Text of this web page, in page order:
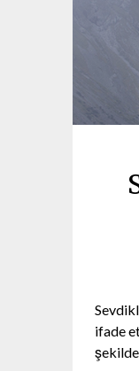
ifade